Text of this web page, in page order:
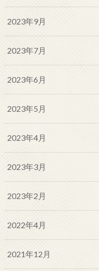
2023年9月
2023年7月
2023年6月
2023年5月
2023年4月
2023年3月
2023年2月
2022年4月
2021年12月